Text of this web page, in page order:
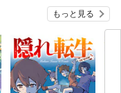
もっと見る